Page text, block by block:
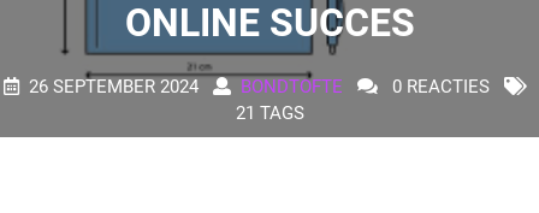
ONLINE SUCCES
26 SEPTEMBER 2024 BONDTOFTE
0 REACTIES
21 TAGS